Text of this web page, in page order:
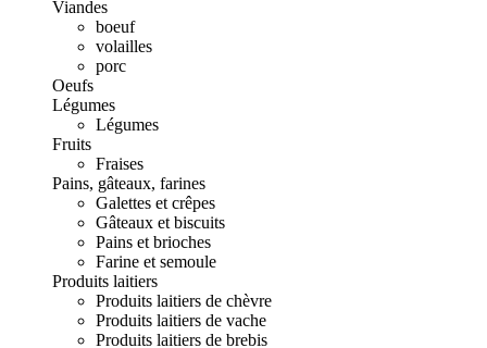
Viandes
boeuf
volailles
porc
Oeufs
Légumes
Légumes
Fruits
Fraises
Pains, gâteaux, farines
Galettes et crêpes
Gâteaux et biscuits
Pains et brioches
Farine et semoule
Produits laitiers
Produits laitiers de chèvre
Produits laitiers de vache
Produits laitiers de brebis